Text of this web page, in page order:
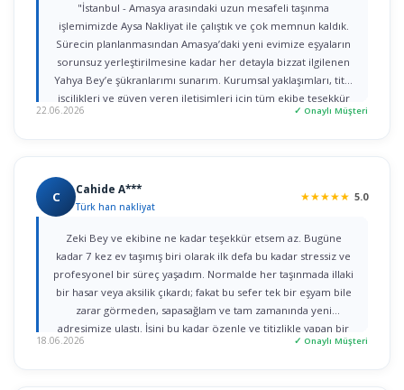
"İstanbul - Amasya arasındaki uzun mesafeli taşınma
işlemimizde Aysa Nakliyat ile çalıştık ve çok memnun kaldık.
Sürecin planlanmasından Amasya’daki yeni evimize eşyaların
sorunsuz yerleştirilmesine kadar her detayla bizzat ilgilenen
Yahya Bey’e şükranlarımı sunarım. Kurumsal yaklaşımları, titiz
işçilikleri ve güven veren iletişimleri için tüm ekibe teşekkür
22.06.2026 ✓ Onaylı Müşteri
C Cahide A***
Türk han nakliyat
★★★★★ 5.0
Zeki Bey ve ekibine ne kadar teşekkür etsem az. Bugüne
kadar 7 kez ev taşımış biri olarak ilk defa bu kadar stressiz ve
profesyonel bir süreç yaşadım. Normalde her taşınmada illaki
bir hasar veya aksilik çıkardı; fakat bu sefer tek bir eşyam bile
zarar görmeden, sapasağlam ve tam zamanında yeni
adresimize ulaştı. İşini bu kadar özenle ve titizlikle yapan bir
firmaya rastlamak gerçekten büyük şans. Herkese gönül
18.06.2026 ✓ Onaylı Müşteri